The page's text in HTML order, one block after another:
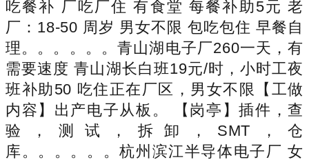
吃餐补 厂吃厂住 有食堂 每餐补助5元 老
厂：18-50 周岁 男女不限 包吃包住 早餐自
理。。。。。。青山湖电子厂260一天，有
需要速度 青山湖长白班19元/时，小时工夜
班补助50 吃住正在厂区，男女不限【工做
内容】出产电子从板。 【岗亭】插件，查
验，测试，拆卸，SMT，仓
库。。。。。。杭州滨江半导体电子厂 女